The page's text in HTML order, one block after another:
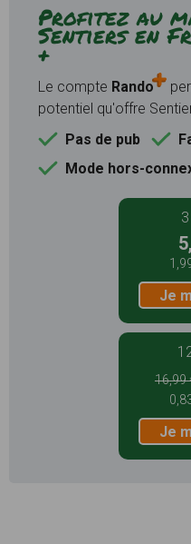
Profitez au
Sentiers en
+
Le compte Rando
potentiel qu'offre
Pas de pub
Mode hors-
Je
16,99
Je